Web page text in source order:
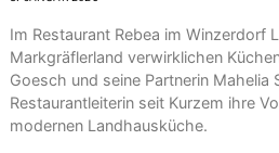
Im Restaurant Rebea im Winzerdorf
Markgräflerland verwirklichen
Goesch und seine Partnerin Mahelia
Restaurantleiterin seit Kurzem ihre
modernen Landhausküche.